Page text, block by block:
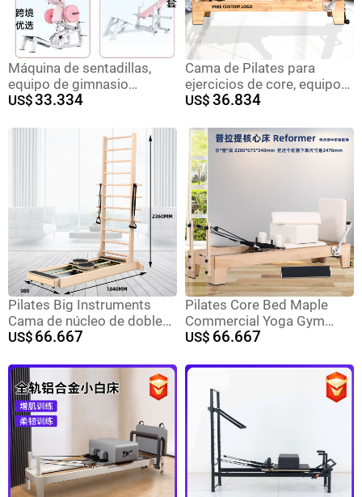
Máquina de sentadillas,
equipo de gimnasio
comercial, máquina de
moldear la figura femenina,
máquina Smith invertida,
conjunto completo de
equipos de fitness del
US$33.334
Cama de Pilates para
ejercicios de core, equipo
grande para estudio de
caucho y arce, equipo de
fitness dos en uno con
escalera y barril semi-
elevado
US$ 36.834
Pilates Big Instruments
Cama de núcleo de doble
pista Maple Yoga Studio
Entrenamiento flexible
Escalera deslizante
bidireccional
US$ 66.667
Pilates Core Bed Maple
Commercial Yoga Gym
Fitness Equipos Escalera
Reformer
US$ 66.667